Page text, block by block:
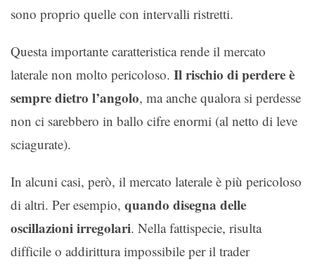
sono proprio quelle con intervalli ristretti.
Questa importante caratteristica rende il mercato
laterale non molto pericoloso. Il rischio di perdere è
sempre dietro l’angolo, ma anche qualora si perdesse
non ci sarebbero in ballo cifre enormi (al netto di leve
sciagurate).
In alcuni casi, però, il mercato laterale è più pericoloso
di altri. Per esempio, quando disegna delle
oscillazioni irregolari. Nella fattispecie, risulta
difficile o addirittura impossibile per il trader